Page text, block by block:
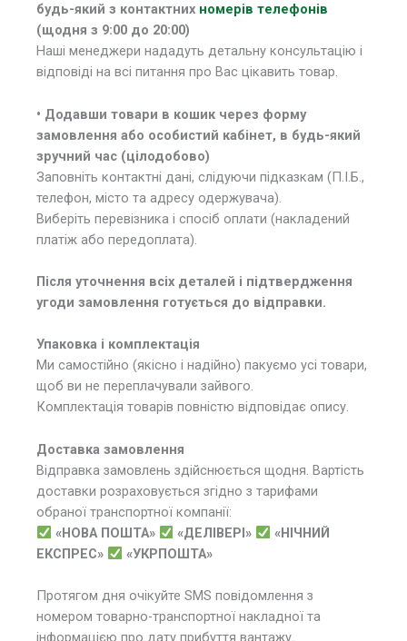
будь-який з контактних номерів телефонів
(щодня з 9:00 до 20:00)
Наші менеджери нададуть детальну консультацію і
відповіді на всі питання про Вас цікавить товар.
• Додавши товари в кошик через форму
замовлення або особистий кабінет, в будь-який
зручний час (цілодобово)
Заповніть контактні дані, слідуючи підказкам (П.І.Б.,
телефон, місто та адресу одержувача).
Виберіть перевізника і спосіб оплати (накладений
платіж або передоплата).
Після уточнення всіх деталей і підтвердження
угоди замовлення готується до відправки.
Упаковка і комплектація
Ми самостійно (якісно і надійно) пакуємо усі товари,
щоб ви не переплачували зайвого.
Комплектація товарів повністю відповідає опису.
Доставка замовлення
Відправка замовлень здійснюється щодня. Вартість
доставки розраховується згідно з тарифами
обраної транспортної компанії:
«НОВА ПОШТА»
«ДЕЛІВЕРІ»
«НІЧНИЙ
ЕКСПРЕС»
«УКРПОШТА»
Протягом дня очікуйте SMS повідомлення з
номером товарно-транспортної накладної та
інформацією про дату прибуття вантажу.